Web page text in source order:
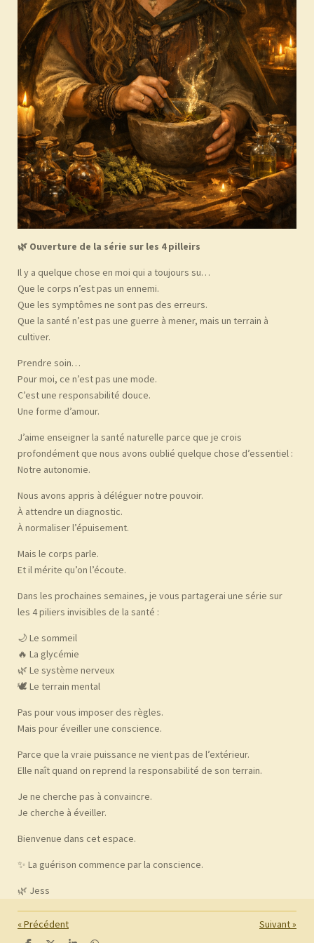
🌿 Ouverture de la série sur les 4 pilleirs
Il y a quelque chose en moi qui a toujours su…
Que le corps n’est pas un ennemi.
Que les symptômes ne sont pas des erreurs.
Que la santé n’est pas une guerre à mener, mais un terrain à
cultiver.
Prendre soin…
Pour moi, ce n’est pas une mode.
C’est une responsabilité douce.
Une forme d’amour.
J’aime enseigner la santé naturelle parce que je crois
profondément que nous avons oublié quelque chose d’essentiel :
Notre autonomie.
Nous avons appris à déléguer notre pouvoir.
À attendre un diagnostic.
À normaliser l’épuisement.
Mais le corps parle.
Et il mérite qu’on l’écoute.
Dans les prochaines semaines, je vous partagerai une série sur
les 4 piliers invisibles de la santé :
🌙 Le sommeil
🔥 La glycémie
🌿 Le système nerveux
🕊️ Le terrain mental
Pas pour vous imposer des règles.
Mais pour éveiller une conscience.
Parce que la vraie puissance ne vient pas de l’extérieur.
Elle naît quand on reprend la responsabilité de son terrain.
Je ne cherche pas à convaincre.
Je cherche à éveiller.
Bienvenue dans cet espace.
✨ La guérison commence par la conscience.
🌿 Jess
«Précédent Suivant»